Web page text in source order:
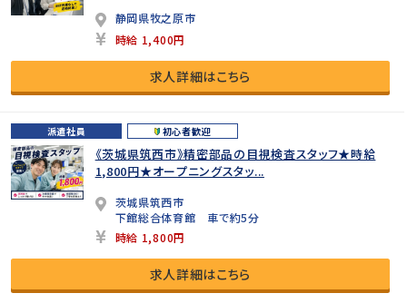
静岡県牧之原市
時給 1,400円
求人詳細はこちら
派遣社員 初心者歓迎
《茨城県筑西市》精密部品の目視検査スタッフ★時給
1,800円★オープニングスタッ...
茨城県筑西市
下館総合体育館 車で約5分
時給 1,800円
求人詳細はこちら